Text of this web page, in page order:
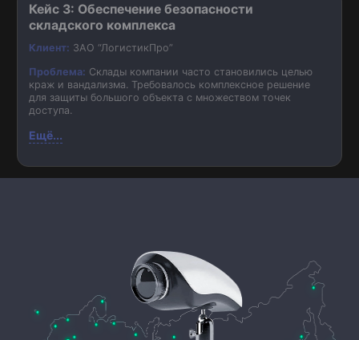
Кейс 3: Обеспечение безопасности
складского комплекса
Клиент: ЗАО “ЛогистикПро”
Проблема: Склады компании часто становились целью
краж и вандализма. Требовалось комплексное решение
для защиты большого объекта с множеством точек
доступа.
Ещё...